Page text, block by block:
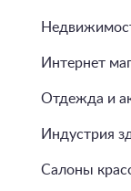
Интернет
Отдежда и
Индустрия
Салоны